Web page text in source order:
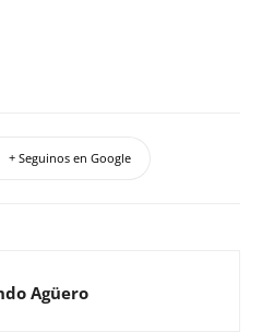
+ Seguinos en Google
Agüero